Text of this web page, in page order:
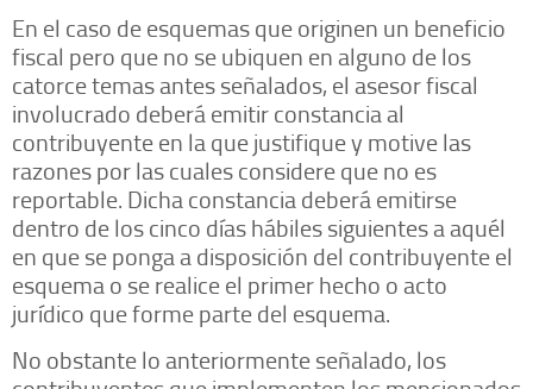
En el caso de esquemas que originen un beneficio
fiscal pero que no se ubiquen en alguno de los
catorce temas antes señalados, el asesor fiscal
involucrado deberá emitir constancia al
contribuyente en la que justifique y motive las
razones por las cuales considere que no es
reportable. Dicha constancia deberá emitirse
dentro de los cinco días hábiles siguientes a aquél
en que se ponga a disposición del contribuyente el
esquema o se realice el primer hecho o acto
jurídico que forme parte del esquema.
No obstante lo anteriormente señalado, los